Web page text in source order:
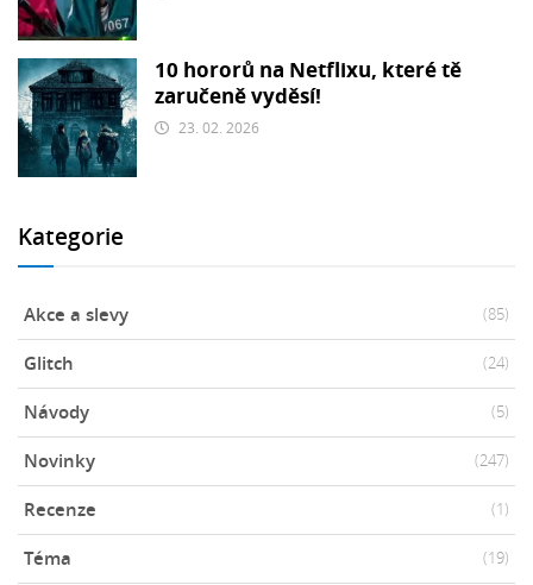
10 hororů na Netflixu, které tě
zaručeně vyděsí!
23. 02. 2026
Kategorie
Akce a slevy (85)
Glitch (24)
Návody (5)
Novinky (247)
Recenze (1)
Téma (19)